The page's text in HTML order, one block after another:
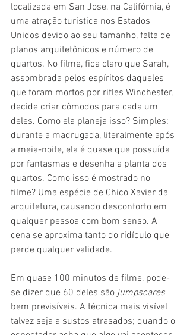
localizada em San Jose, na Califórnia, é
uma atração turística nos Estados
Unidos devido ao seu tamanho, falta de
planos arquitetônicos e número de
quartos. No filme, fica claro que Sarah,
assombrada pelos espíritos daqueles
que foram mortos por rifles Winchester,
decide criar cômodos para cada um
deles. Como ela planeja isso? Simples:
durante a madrugada, literalmente após
a meia-noite, ela é quase que possuída
por fantasmas e desenha a planta dos
quartos. Como isso é mostrado no
filme? Uma espécie de Chico Xavier da
arquitetura, causando desconforto em
qualquer pessoa com bom senso. A
cena se aproxima tanto do ridículo que
perde qualquer validade.
Em quase 100 minutos de filme, pode-
se dizer que 60 deles são jumpscares
bem previsíveis. A técnica mais visível
talvez seja a sustos atrasados; quando o